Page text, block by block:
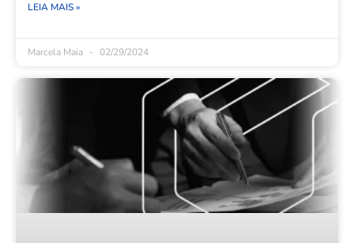
LEIA MAIS »
Marcela Maia 02/29/2024